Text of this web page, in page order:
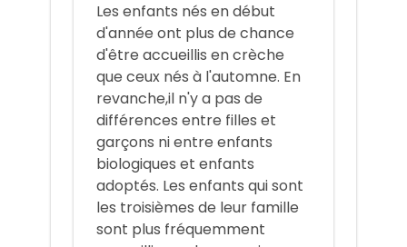
Les enfants nés en début
d'année ont plus de chance
d'être accueillis en crèche
que ceux nés à l'automne. En
revanche,il n'y a pas de
différences entre filles et
garçons ni entre enfants
biologiques et enfants
adoptés. Les enfants qui sont
les troisièmes de leur famille
sont plus fréquemment